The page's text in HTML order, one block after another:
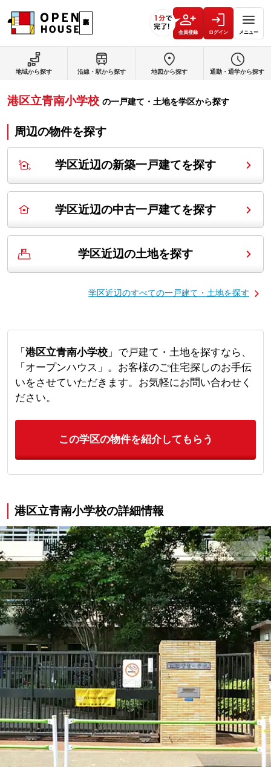
会員登録 ログイン メニュー
地域から探す 沿線・駅から探す 地図から探す 通勤・通学から探す
港区立青南小学校 の一戸建て・土地を学区から探す
周辺の物件を探す
学区近辺の新築一戸建てを探す
学区近辺の中古一戸建てを探す
学区近辺の土地を探す
学区近辺のすべての一戸建て・土地を探す
「 港区立青南小学校」で戸建て・土地を探すなら、
「オープンハウス」。お客様のご住宅探しのお手伝
いをさせていただきます。お気軽にお問い合わせく
ださい。
この学区の物件を紹介してもらう
港区立青南小学校の詳細情報